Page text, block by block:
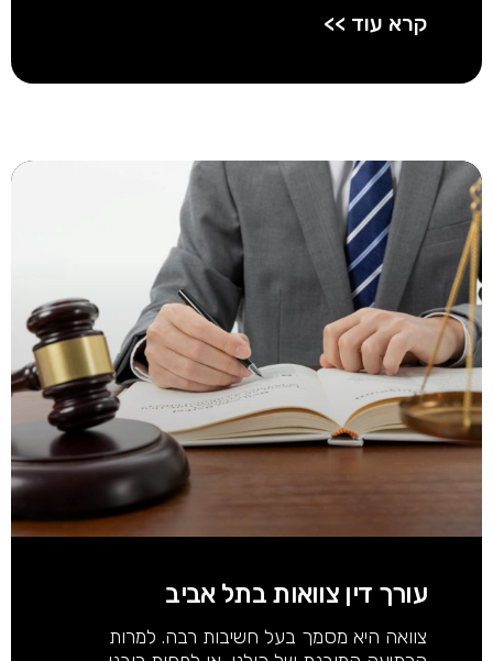
קרא עוד >>
עורך דין צוואות בתל אביב
צוואה היא מסמך בעל חשיבות רבה. למרות